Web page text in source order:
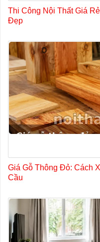
Thi Công Nội Thất Giá
Đẹp
Giá Gỗ Thông Đỏ: Cách
Cầu